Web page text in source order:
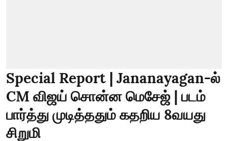
Special Report | Jananayagan-ல்
CM விஜய் சொன்ன மெசேஜ் | படம்
பார்த்து முடித்ததும் கதறிய 8வயது
சிறுமி